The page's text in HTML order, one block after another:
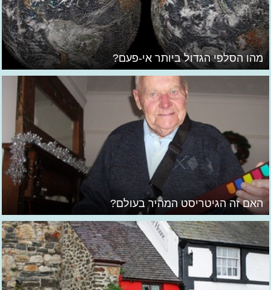
מהו הסלפי הגדול ביותר אי-פעם?
האם זה הגיטריסט המהיר בעולם?